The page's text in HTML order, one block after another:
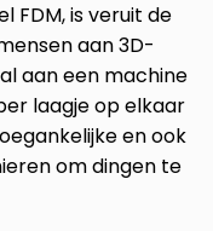
FDM, is veruit de
aan 3D-
aan een machine
laagje op elkaar
en ook
om dingen te